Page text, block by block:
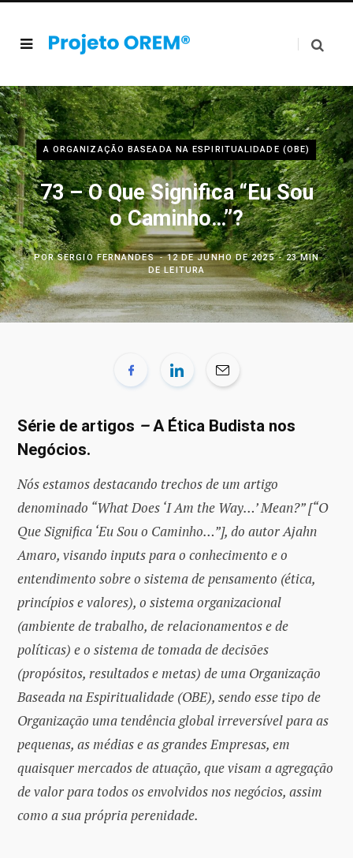
A ORGANIZAÇÃO BASEADA NA ESPIRITUALIDADE (OBE)
73 – O Que Significa “Eu Sou
o Caminho…”?
PORSERGIO FERNANDES 12 DE JUNHO DE 2025
23 MIN
DE LEITURA
Série de artigos –A Ética Budista nos
Negócios.
Nós estamos destacando trechos de um artigo
denominado “What Does ‘I Am the Way…’ Mean?” [“O
Que Significa ‘Eu Sou o Caminho…”], do autor Ajahn
Amaro, visando inputs para o conhecimento e o
entendimento sobre o sistema de pensamento (ética,
princípios e valores), o sistema organizacional
(ambiente de trabalho, de relacionamentos e de
políticas) e o sistema de tomada de decisões
(propósitos, resultados e metas) de uma Organização
Baseada na Espiritualidade (OBE), sendo esse tipo de
Organização uma tendência global irreversível para as
pequenas, as médias e as grandes Empresas, em
quaisquer mercados de atuação, que visam a agregação
de valor para todos os envolvidos nos negócios, assim
como a sua própria perenidade.